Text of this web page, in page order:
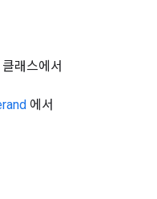
클래스에서
에서